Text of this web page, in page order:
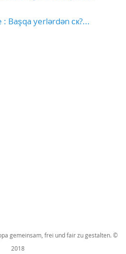
Başqa yerlərdən ск?...
gemeinsam, frei und fair zu gestalten. ©
2018